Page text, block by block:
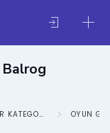
Balrog
IXBIR - OYUNLAR KATEGORISI OYUN